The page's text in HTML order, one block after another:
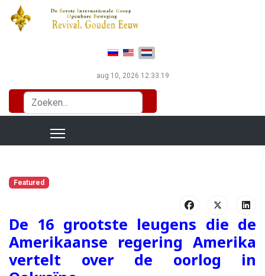
Selecteer de taal
aug 10, 2026 12:33:20
Zoeken...
Featured
De 16 grootste leugens die de
Amerikaanse regering Amerika
vertelt over de oorlog in